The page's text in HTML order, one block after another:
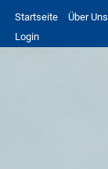
Startseite Über Uns
Login